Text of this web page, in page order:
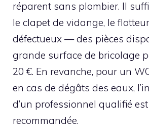
réparent sans plombier. Il
le clapet de vidange, le
défectueux — des pièces
grande surface de bricolage
20 €. En revanche, pour un
en cas de dégâts des eaux,
d’un professionnel qualifié est
recommandée.